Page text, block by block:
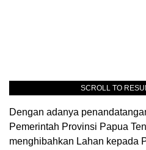
SCROLL TO
Dengan adanya
Pemerintah Provinsi Papua
menghibahkan Lahan kepada